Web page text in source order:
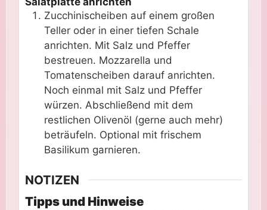
Zucchinischeiben auf einem großen
Teller oder in einer tiefen Schale
anrichten. Mit Salz und Pfeffer
bestreuen. Mozzarella und
Tomatenscheiben darauf anrichten.
Noch einmal mit Salz und Pfeffer
würzen. Abschließend mit dem
restlichen Olivenöl (gerne auch mehr)
beträufeln. Optional mit frischem
Basilikum garnieren.
NOTIZEN
Tipps und Hinweise